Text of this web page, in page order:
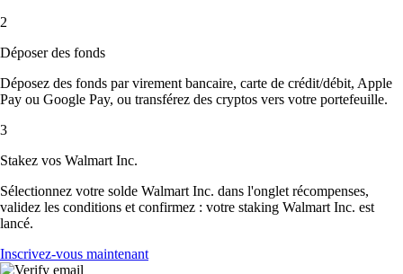
2
Déposer des fonds
Déposez des fonds par virement bancaire, carte de crédit/débit, Apple
Pay ou Google Pay, ou transférez des cryptos vers votre portefeuille.
3
Stakez vos Walmart Inc.
Sélectionnez votre solde Walmart Inc. dans l'onglet récompenses,
validez les conditions et confirmez : votre staking Walmart Inc. est
lancé.
Inscrivez-vous maintenant